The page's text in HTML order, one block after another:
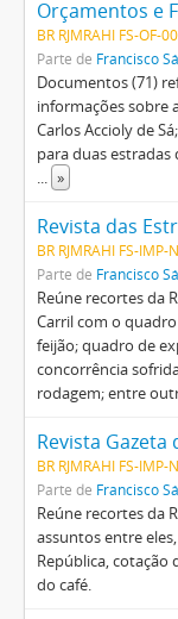
Orçamentos e
BR RJMRAHI FS-OF-
Parte de Francisco Sá
Documentos (71)
informações sobre
Carlos Accioly de
para duas estradas
... »
BR RJMRAHI FS-IMP-
Parte de Francisco Sá
Reúne recortes da
Carril com o
feijão; quadro de
concorrência
rodagem; entre
Revista Gazeta
BR RJMRAHI FS-IMP-
Parte de Francisco Sá
Reúne recortes da
assuntos entre
República, cotação
do café.